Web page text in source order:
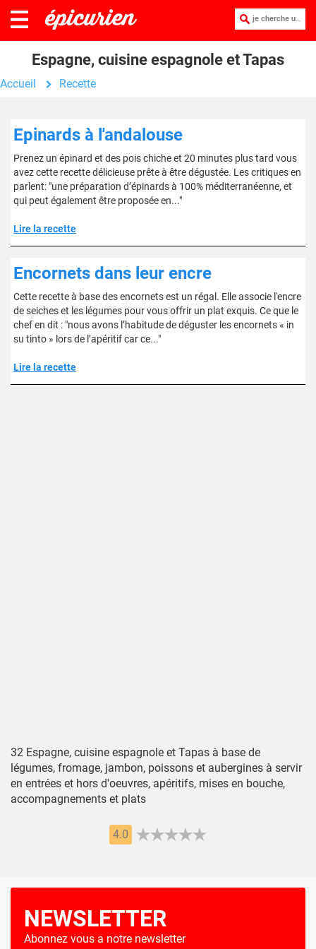
je cherche une recette :
Espagne, cuisine espagnole et Tapas
Accueil Recette
Epinards à l'andalouse
Prenez un épinard et des pois chiche et 20 minutes plus tard vous
avez cette recette délicieuse prête à être dégustée. Les critiques en
parlent: "une préparation d’épinards à 100% méditerranéenne, et
qui peut également être proposée en..."
Lire la recette
Encornets dans leur encre
Cette recette à base des encornets est un régal. Elle associe l'encre
de seiches et les légumes pour vous offrir un plat exquis. Ce que le
chef en dit : "nous avons l’habitude de déguster les encornets « in
su tinto » lors de l’apéritif car ce..."
Lire la recette
32 Espagne, cuisine espagnole et Tapas à base de
légumes, fromage, jambon, poissons et aubergines à servir
en entrées et hors d'oeuvres, apéritifs, mises en bouche,
accompagnements et plats
4.0
NEWSLETTER
Abonnez vous a notre newsletter